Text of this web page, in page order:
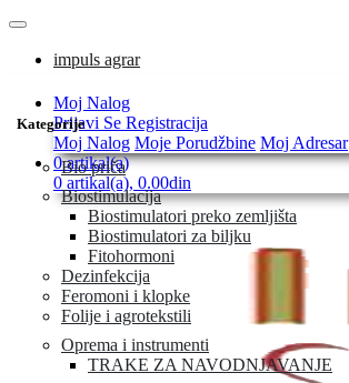
impuls agrar
Kategorije
Bio priča
Biostimulacija
Biostimulatori preko zemljišta
Biostimulatori za biljku
Fitohormoni
Dezinfekcija
Feromoni i klopke
Folije i agrotekstili
Oprema i instrumenti
TRAKE ZA NAVODNJAVANJE
Moj Nalog
Prijavi Se Registracija
Moj Nalog Moje Porudžbine Moj Adresar
0 artikal(a)
0 artikal(a), 0.00din